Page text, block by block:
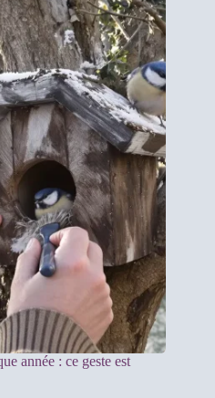
année : ce geste est